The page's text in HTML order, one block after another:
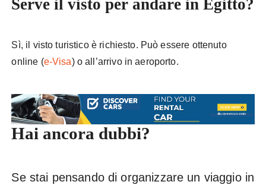
Serve il visto per andare in Egitto?
Sì, il visto turistico è richiesto. Può essere ottenuto
online (e-Visa) o all’arrivo in aeroporto.
Hai ancora dubbi?
Se stai pensando di organizzare un viaggio in